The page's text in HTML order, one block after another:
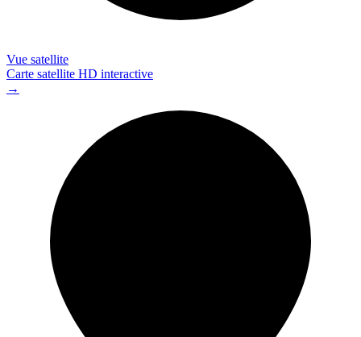
Vue satellite
Carte satellite HD interactive
→